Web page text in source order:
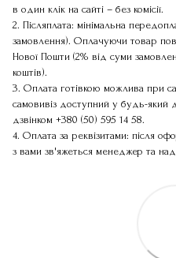
в один клік на сайті – без комісії.
2. Післяплата: мінімальна
замовлення). Оплачуючи товар
Нової Пошти (2% від суми
коштів).
3. Оплата готівкою можлива при
самовивіз доступний у будь-який
дзвінком +380 (50) 595 14 58.
4. Оплата за реквізитами: після
з вами зв'яжеться менеджер та